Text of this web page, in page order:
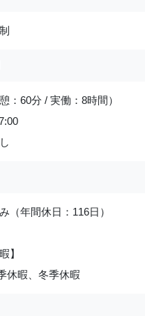
：60分 / 実働：8時間）
（年間休日：116日）
】
休暇、冬季休暇